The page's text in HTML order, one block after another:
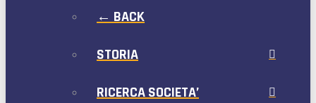
← BACK
STORIA
RICERCA SOCIETA’